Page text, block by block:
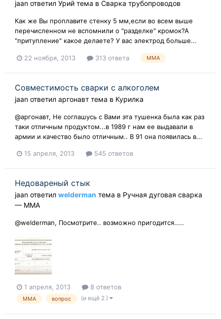
jaan ответил Урий тема в Сварка трубопроводов
Как же Вы проплавите стенку 5 мм,если во всем выше
перечисленном не вспомнили о "разделке" кромок?А
"притупление" какое делаете? У вас электрод больше...
22 ноября, 2013 313 ответа MMA
Совместимость сварки с алкоголем
jaan ответил аргонавт тема в Курилка
@аргонавт, Не соглашусь с Вами эта тушенка была как раз
таки отличным продуктом...в 1989 г нам ее выдавали в
армии и качество было отличным.. В 91 она появилась в...
15 апреля, 2013 545 ответов
Недовареный стык
jaan ответил welderman тема в Ручная дуговая сварка
— ММA
@welderman, Посмотрите.. возможно пригодится.....
1 апреля, 2013 8 ответов
MMA вопрос (и ещё 2 )